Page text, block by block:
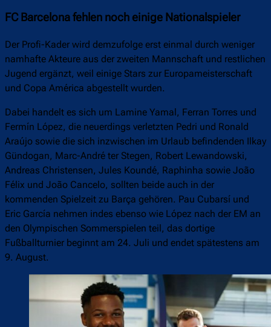
FC Barcelona fehlen noch einige Nationalspieler
Der Profi-Kader wird demzufolge erst einmal durch weniger
namhafte Akteure aus der zweiten Mannschaft und restlichen
Jugend ergänzt, weil einige Stars zur Europameisterschaft
und Copa América abgestellt wurden.
Dabei handelt es sich um Lamine Yamal, Ferran Torres und
Fermín López, die neuerdings verletzten Pedri und Ronald
Araújo sowie die sich inzwischen im Urlaub befindenden Ilkay
Gündogan, Marc-André ter Stegen, Robert Lewandowski,
Andreas Christensen, Jules Koundé, Raphinha sowie João
Félix und João Cancelo, sollten beide auch in der
kommenden Spielzeit zu Barça gehören. Pau Cubarsí und
Eric García nehmen indes ebenso wie López nach der EM an
den Olympischen Sommerspielen teil, das dortige
Fußballturnier beginnt am 24. Juli und endet spätestens am
9. August.